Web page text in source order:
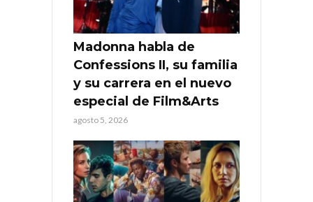
Madonna habla de
Confessions II, su familia
y su carrera en el nuevo
especial de Film&Arts
agosto 5, 2026